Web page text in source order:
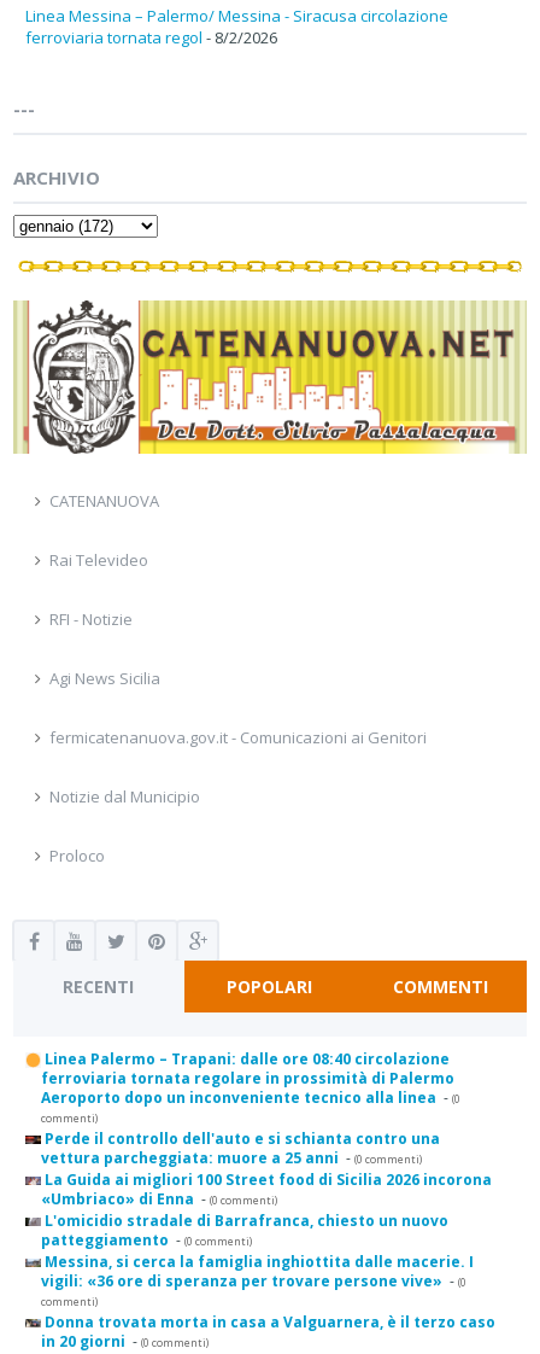
Linea Messina – Palermo/ Messina - Siracusa circolazione
ferroviaria tornata regol - 8/2/2026
---
ARCHIVIO
CATENANUOVA
Rai Televideo
RFI - Notizie
Agi News Sicilia
fermicatenanuova.gov.it - Comunicazioni ai Genitori
Notizie dal Municipio
Proloco
RECENTI POPOLARI COMMENTI
Linea Palermo – Trapani: dalle ore 08:40 circolazione
ferroviaria tornata regolare in prossimità di Palermo
Aeroporto dopo un inconveniente tecnico alla linea - (0
commenti)
Perde il controllo dell'auto e si schianta contro una
vettura parcheggiata: muore a 25 anni - (0 commenti)
La Guida ai migliori 100 Street food di Sicilia 2026 incorona
«Umbriaco» di Enna - (0 commenti)
L'omicidio stradale di Barrafranca, chiesto un nuovo
patteggiamento - (0 commenti)
Messina, si cerca la famiglia inghiottita dalle macerie. I
vigili: «36 ore di speranza per trovare persone vive» - (0
commenti)
Donna trovata morta in casa a Valguarnera, è il terzo caso
in 20 giorni - (0 commenti)